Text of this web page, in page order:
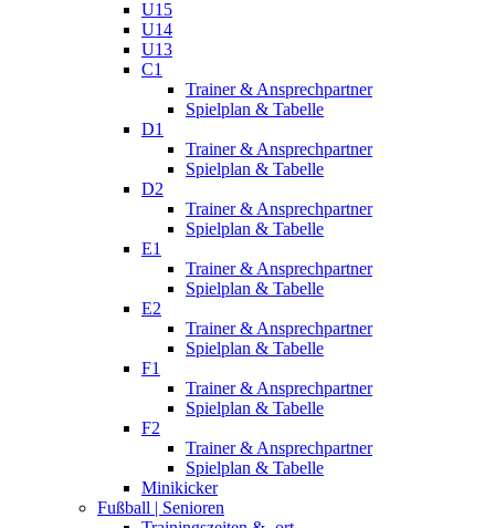
U15
U14
U13
C1
Trainer & Ansprechpartner
Spielplan & Tabelle
D1
Trainer & Ansprechpartner
Spielplan & Tabelle
D2
Trainer & Ansprechpartner
Spielplan & Tabelle
E1
Trainer & Ansprechpartner
Spielplan & Tabelle
E2
Trainer & Ansprechpartner
Spielplan & Tabelle
F1
Trainer & Ansprechpartner
Spielplan & Tabelle
F2
Trainer & Ansprechpartner
Spielplan & Tabelle
Minikicker
Fußball | Senioren